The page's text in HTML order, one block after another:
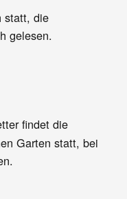
statt, die
gelesen.
findet die
Garten statt, bei